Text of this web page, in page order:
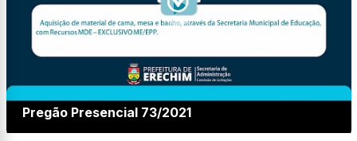
Pregão Presencial 73/2021